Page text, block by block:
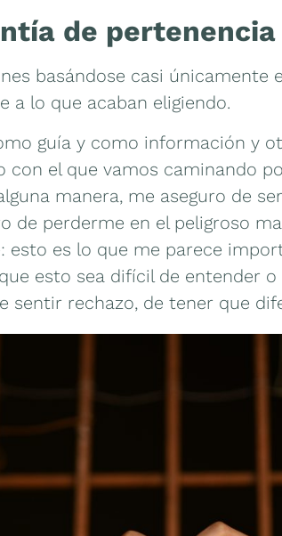
de pertenencia
basándose casi únicamente
a lo que acaban eligiendo.
guía y como información y
el que vamos caminando
manera, me aseguro de
de perderme en el peligroso
esto es lo que me parece
esto sea difícil de entender
sentir rechazo, de tener que